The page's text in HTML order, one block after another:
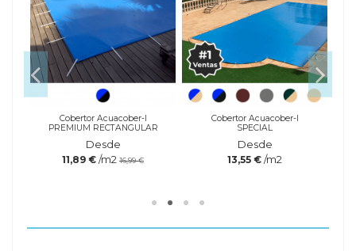
Cobertor Acuacober-I
PREMIUM RECTANGULAR
Desde
11,89 € /m2 16,99 €
Cobertor Acuacober-I
SPECIAL
Desde
13,55 € /m2